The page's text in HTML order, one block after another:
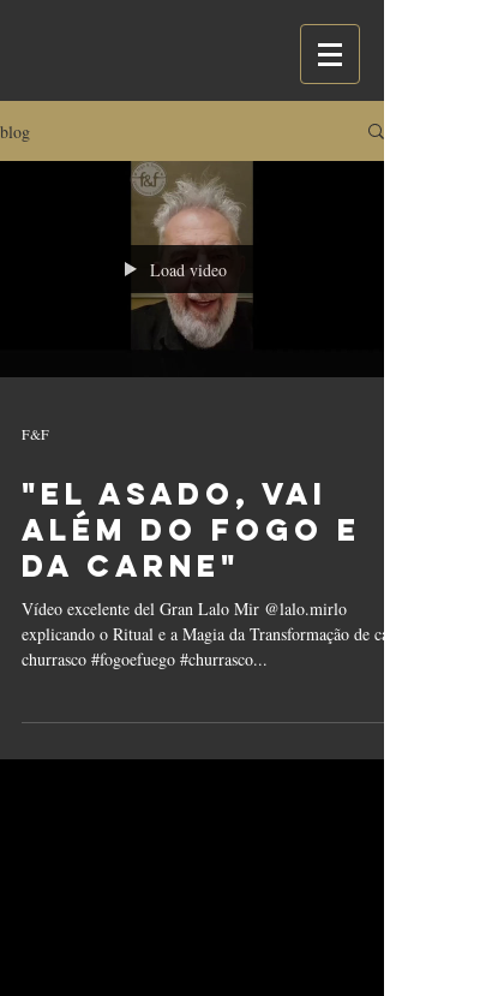
blog
Load video
F&F
"El Asado, vai
além do fogo e
da carne"
Vídeo excelente del Gran Lalo Mir @lalo.mirlo
explicando o Ritual e a Magia da Transformação de cada
churrasco #fogoefuego #churrasco...